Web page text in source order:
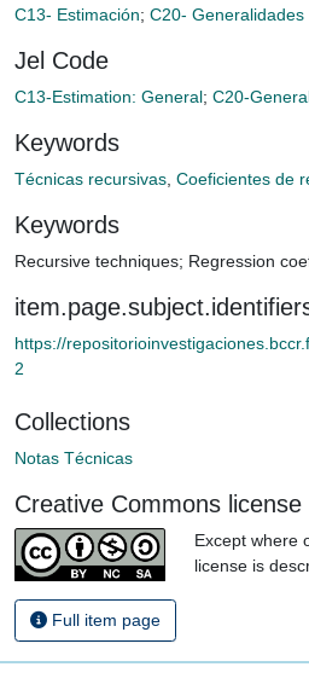
C13- Estimación; C20- Generalidades
Jel Code
C13-Estimation: General; C20-
Keywords
Técnicas recursivas Coeficientes de
Keywords
Recursive techniques; Regression
https://
2
Collections
Notas Técnicas
Creative Commons license
Except where
license is
Full item page